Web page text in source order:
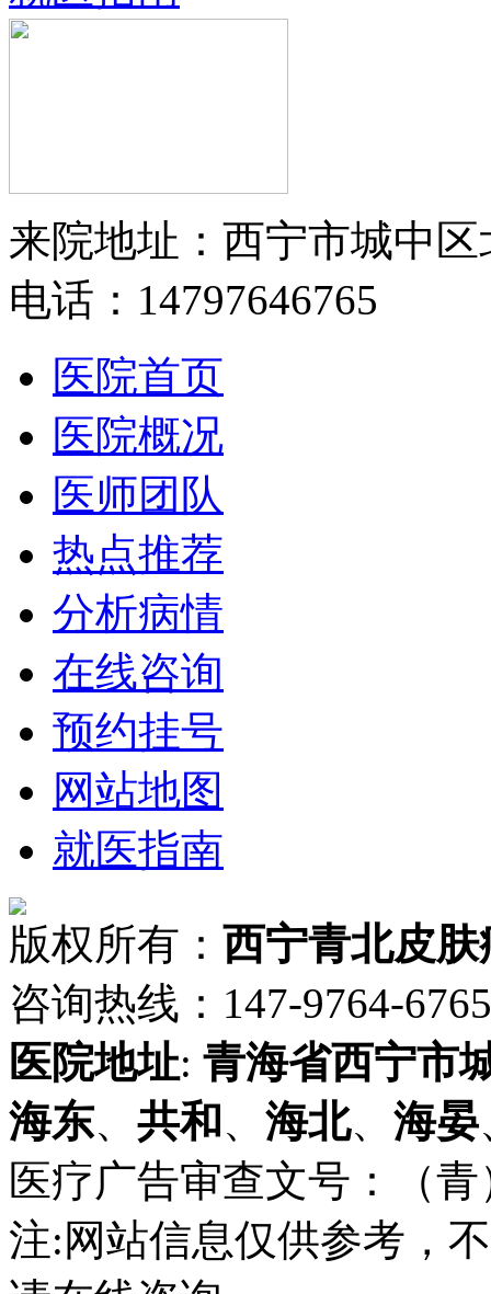
来院地址：西宁市城中区
电话：14797646765
医院首页
医院概况
医师团队
热点推荐
分析病情
在线咨询
预约挂号
网站地图
就医指南
版权所有： 西宁青北皮肤
咨询热线：147-9764-
医院地址: 青海省西宁市
海东、 共和 、 海北、 海晏
医疗广告审查文号：（
注:网站信息仅供参考，